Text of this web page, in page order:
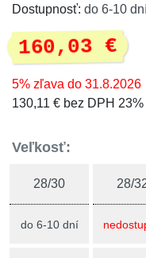
Dostupnosť: do 6-10
160,03 €
5% zľava do 31.8.2026
130,11 € bez DPH 23%
Veľkosť:
28/30
do 6-10 dní
28/